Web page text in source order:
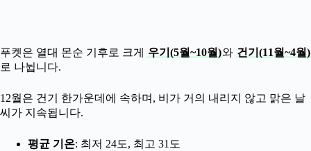
푸켓은 열대 몬순 기후로 크게 우기(5월~10월)와 건기(11월~4월)
로 나뉩니다.
12월은 건기 한가운데에 속하며, 비가 거의 내리지 않고 맑은 날
씨가 지속됩니다.
평균 기온: 최저 24도, 최고 31도